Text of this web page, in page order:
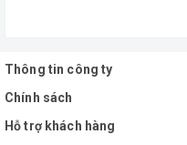
Thông tin công ty
Chính sách
Hỗ trợ khách hàng